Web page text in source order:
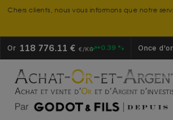
Chers clients, nous vous informons que notre
Or 118 776.11 € €/KG +0.39 % Once d’or